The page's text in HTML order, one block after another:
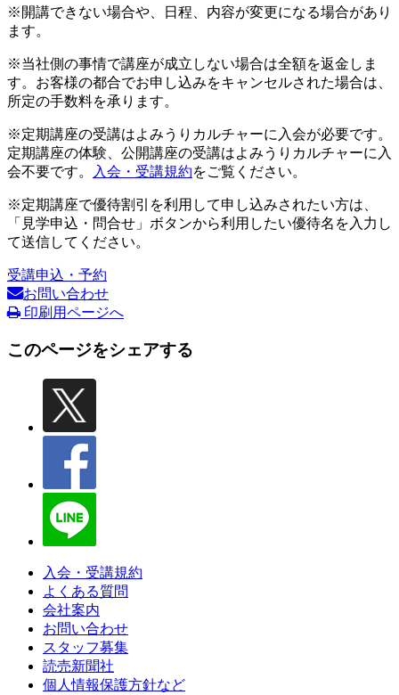
※開講できない場合や、日程、内容が変更になる場合があり
ます。
※当社側の事情で講座が成立しない場合は全額を返金しま
す。お客様の都合でお申し込みをキャンセルされた場合は、
所定の手数料を承ります。
※定期講座の受講はよみうりカルチャーに入会が必要です。
定期講座の体験、公開講座の受講はよみうりカルチャーに入
会不要です。
入会・受講規約をご覧ください。
※定期講座で優待割引を利用して申し込みされたい方は、
「見学申込・問合せ」ボタンから利用したい優待名を入力し
て送信してください。
受講申込・予約
お問い合わせ
印刷用ページへ
このページをシェアする
入会・受講規約
よくある質問
会社案内
お問い合わせ
スタッフ募集
読売新聞社
個人情報保護方針など